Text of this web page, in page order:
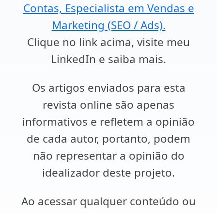
Contas, Especialista em Vendas e
Marketing (SEO / Ads).
Clique no link acima, visite meu
LinkedIn e saiba mais.
Os artigos enviados para esta
revista online são apenas
informativos e refletem a opinião
de cada autor, portanto, podem
não representar a opinião do
idealizador deste projeto.
Ao acessar qualquer conteúdo ou